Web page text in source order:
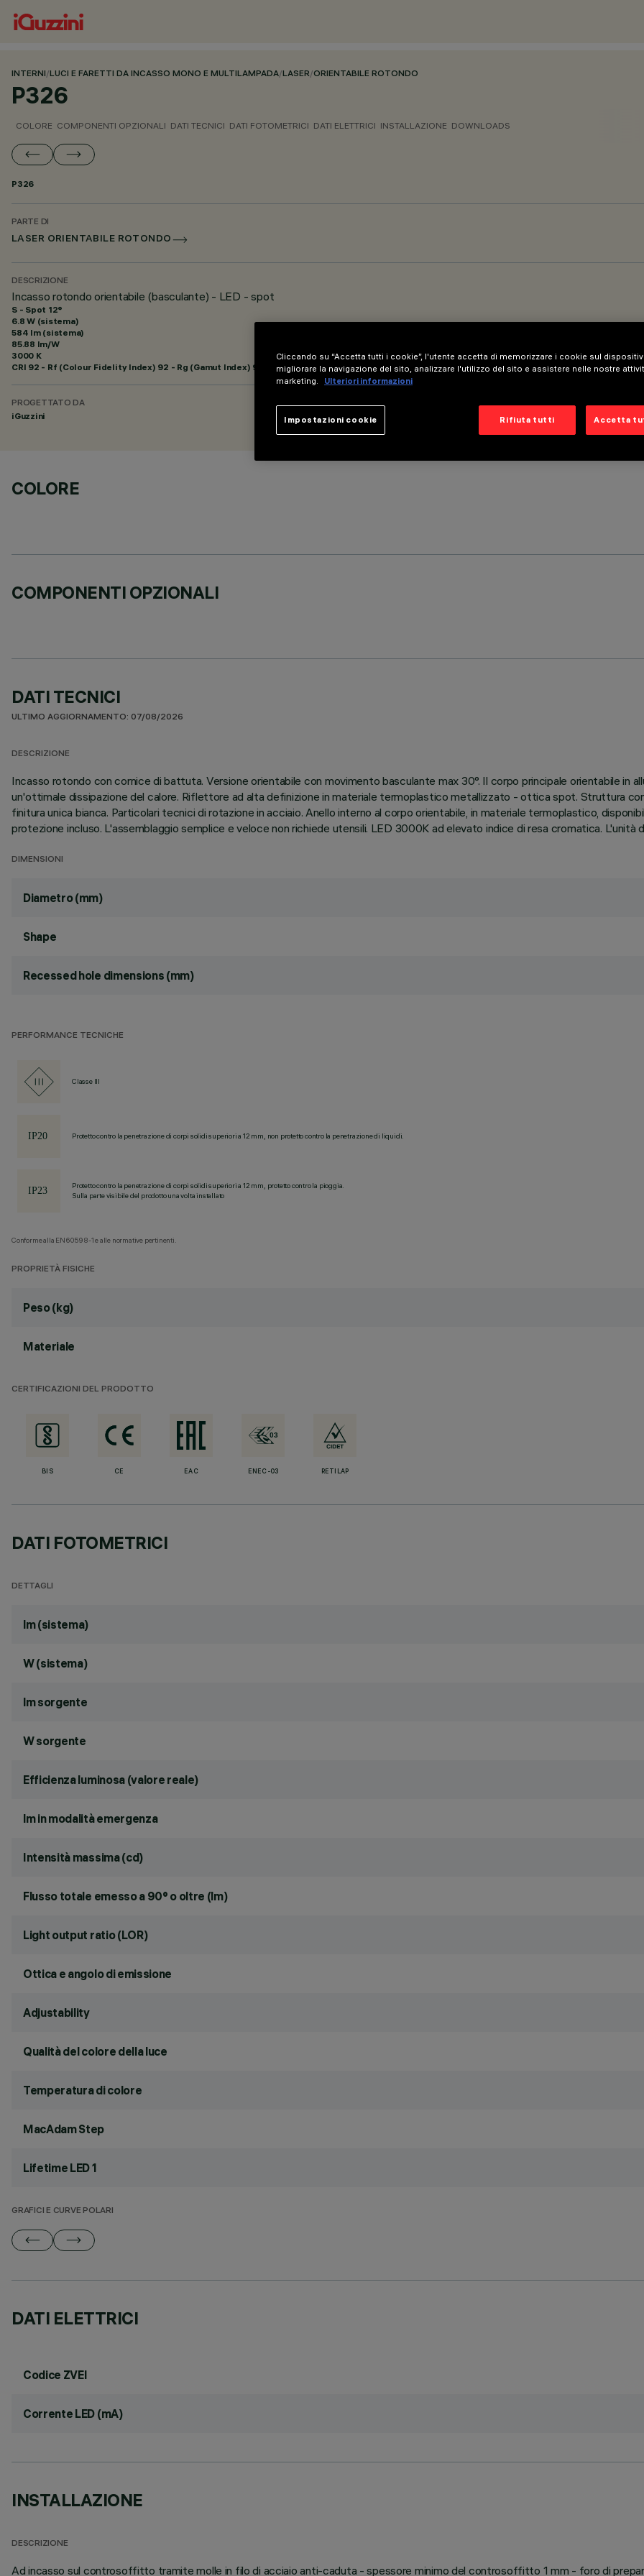
INTERNI/LUCI E FARETTI DA INCASSO MONO E MULTILAMPADA/LASER/ORIENTABILE ROTONDO
P326
COLORE COMPONENTI OPZIONALI DATI TECNICI DATI FOTOMETRICI DATI ELETTRICI INSTALLAZIONE DOWNLOADS
P326
PARTE DI
LASER ORIENTABILE ROTONDO
DESCRIZIONE
Incasso rotondo orientabile (basculante) - LED - spot
S - Spot 12°
6.8 W (sistema)
584 lm (sistema)
85.88 lm/W
3000 K
CRI 92 - Rf (Colour Fidelity Index) 92 - Rg (Gamut Index) 99
PROGETTATO DA
iGuzzini
COLORE
COMPONENTI OPZIONALI
DATI TECNICI
ULTIMO AGGIORNAMENTO: 07/08/2026
DESCRIZIONE
Incasso rotondo con cornice di battuta. Versione orientabile con movimento basculante max 30°. Il corpo principale orientabile in
un'ottimale dissipazione del calore. Riflettore ad alta definizione in materiale termoplastico metallizzato - ottica spot. Struttura
finitura unica bianca. Particolari tecnici di rotazione in acciaio. Anello interno al corpo orientabile, in materiale termoplastico,
protezione incluso. L'assemblaggio semplice e veloce non richiede utensili. LED 3000K ad elevato indice di resa cromatica. L'unità
DIMENSIONI
Diametro (mm)
Shape
Recessed hole dimensions (mm)
PERFORMANCE TECNICHE
Classe III
Protetto contro la penetrazione di corpi solidi superiori a 12 mm, non protetto contro la penetrazione di liquidi.
Protetto contro la penetrazione di corpi solidi superiori a 12 mm, protetto contro la pioggia.
Sulla parte visibile del prodotto una volta installato
Conforme alla EN60598-1 e alle normative pertinenti.
PROPRIETÀ FISICHE
Peso (kg)
Materiale
CERTIFICAZIONI DEL PRODOTTO
BIS CE EAC ENEC-03 RETILAP
DATI FOTOMETRICI
DETTAGLI
lm (sistema)
W (sistema)
lm sorgente
W sorgente
Efficienza luminosa (valore reale)
lm in modalità emergenza
Intensità massima (cd)
Flusso totale emesso a 90° o oltre (lm)
Light output ratio (LOR)
Ottica e angolo di emissione
Adjustability
Qualità del colore della luce
Temperatura di colore
MacAdam Step
Lifetime LED 1
GRAFICI E CURVE POLARI
DATI ELETTRICI
Codice ZVEI
Corrente LED (mA)
INSTALLAZIONE
DESCRIZIONE
Ad incasso sul controsoffitto tramite molle in filo di acciaio anti-caduta - spessore minimo del controsoffitto 1 mm - foro di
Cliccando su “Accetta tutti i cookie”, l'utente accetta di memorizzare i cookie sul
migliorare la navigazione del sito, analizzare l'utilizzo del sito e assistere nelle nostre
marketing.
Ulteriori informazioni
Rifiuta tutti Accetta
Impostazioni cookie